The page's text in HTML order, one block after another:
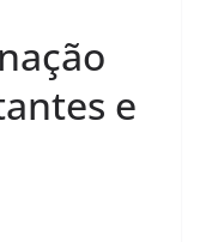
e